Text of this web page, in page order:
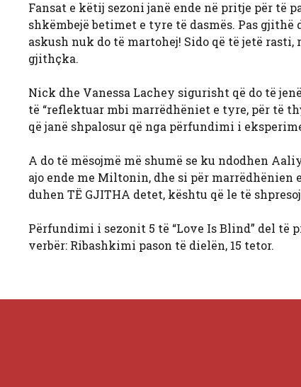
Fansat e këtij sezoni janë ende në pritje për të
shkëmbejë betimet e tyre të dasmës. Pas
askush nuk do të martohej! Sido që të jetë
gjithçka.
Nick dhe Vanessa Lachey sigurisht që do të
të “reflektuar mbi marrëdhëniet e tyre, për të
që janë shpalosur që nga përfundimi i
A do të mësojmë më shumë se ku ndodhen
ajo ende me Miltonin, dhe si për marrëdhënien
duhen TË GJITHA detet, kështu që le të
Përfundimi i sezonit 5 të “Love Is Blind” del të
verbër: Ribashkimi pason të dielën, 15 tetor.